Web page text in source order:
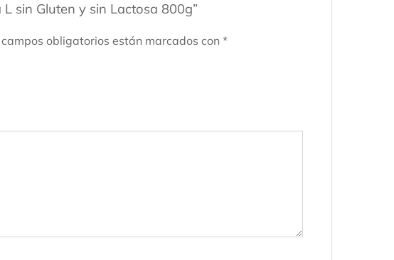
sin Gluten y sin Lactosa 800g”
campos obligatorios están marcados con *